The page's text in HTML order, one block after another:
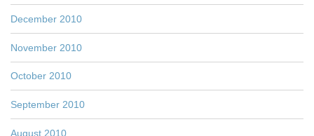
December 2010
November 2010
October 2010
September 2010
August 2010